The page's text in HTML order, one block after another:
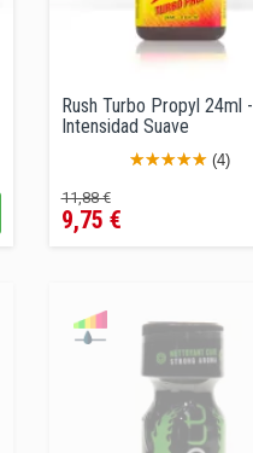
Rush Turbo Propyl 24ml -
Intensidad Suave
(4)
Precio
regular
11,88 €Precio
9,75 €